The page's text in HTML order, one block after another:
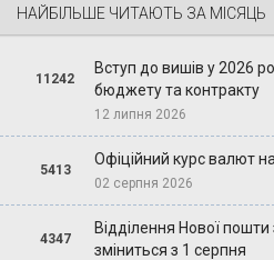
НАЙБІЛЬШЕ ЧИТАЮТЬ ЗА МІСЯЦЬ
11242
Вступ до вишів у 2026
бюджету та контракту
12 липня 2026
5413
Офіційний курс валют
02 серпня 2026
4347
Відділення Нової
зміниться з 1 серпня